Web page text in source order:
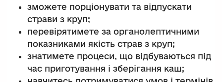
зможете порціонувати та відпускати
страви з круп;
перевірятимете за органолептичними
показниками якість страв з круп;
знатимете процеси, що відбуваються під
час приготування і зберігання каш;